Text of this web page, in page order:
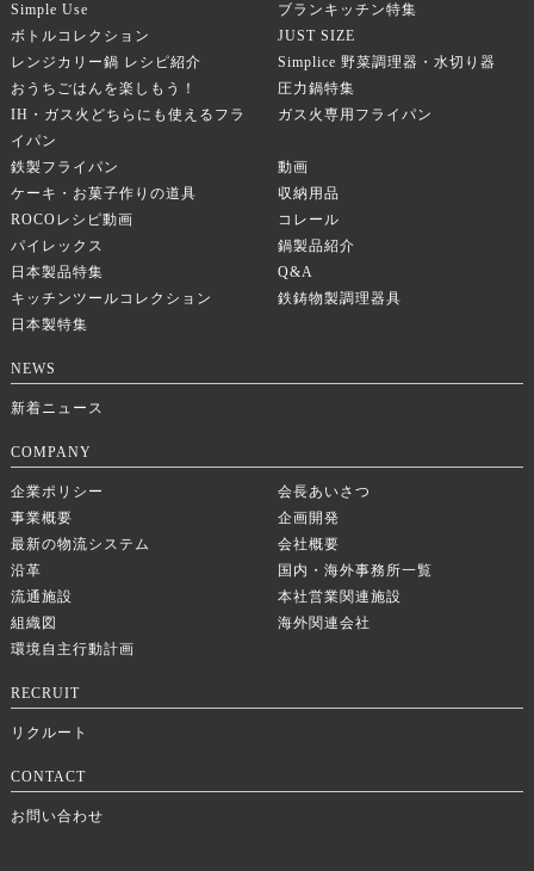
Simple Use
ブランキッチン特集
ボトルコレクション
JUST SIZE
レンジカリー鍋 レシピ紹介
Simplice 野菜調理器・水切り器
おうちごはんを楽しもう！
圧力鍋特集
IH・ガス火どちらにも使えるフラ
イパン
ガス火専用フライパン
鉄製フライパン
動画
ケーキ・お菓子作りの道具
収納用品
ROCOレシピ動画
コレール
パイレックス
鍋製品紹介
日本製品特集
Q&A
キッチンツールコレクション
鉄鋳物製調理器具
日本製特集
NEWS
新着ニュース
COMPANY
企業ポリシー
会長あいさつ
事業概要
企画開発
最新の物流システム
会社概要
沿革
国内・海外事務所一覧
流通施設
本社営業関連施設
組織図
海外関連会社
環境自主行動計画
RECRUIT
リクルート
CONTACT
お問い合わせ